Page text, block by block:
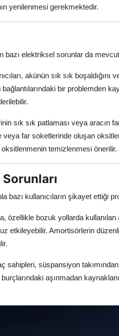
yenilenmesi gerekmektedir.
bazı elektriksel sorunlar da
akünün sık sık boşaldığını
bir problemden
sık sık patlaması veya aracın
far soketlerinde oluşan
oksitlenmenin temizlenmesi önerilir.
kullanıcıların şikayet ettiği
özellikle bozuk yollarda
etkileyebilir. Amortisörlerin
sahipleri, süspansiyon
aşınmadan